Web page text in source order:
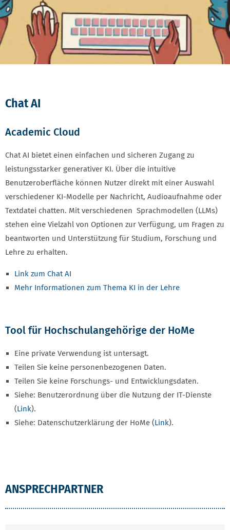
Chat AI
Academic Cloud
Chat AI bietet einen einfachen und sicheren Zugang zu
leistungsstarker generativer KI. Über die intuitive
Benutzeroberfläche können Nutzer direkt mit einer Auswahl
verschiedener KI-Modelle per Nachricht, Audioaufnahme oder
Textdatei chatten. Mit verschiedenen Sprachmodellen (LLMs)
stehen eine Vielzahl von Optionen zur Verfügung, um Fragen zu
beantworten und Unterstützung für Studium, Forschung und
Lehre zu erhalten.
Link zum Chat AI
Mehr Informationen zum Thema KI in der Lehre
Tool für Hochschulangehörige der HoMe
Eine private Verwendung ist untersagt.
Teilen Sie keine personenbezogenen Daten.
Teilen Sie keine Forschungs- und Entwicklungsdaten.
Siehe: Benutzerordnung über die Nutzung der IT-Dienste
(Link).
Siehe: Datenschutzerklärung der HoMe (Link).
ANSPRECHPARTNER